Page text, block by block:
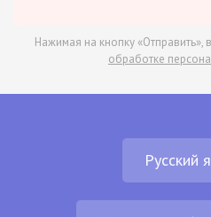
Нажимая на кнопку «Отправить»,
обработке
Русский